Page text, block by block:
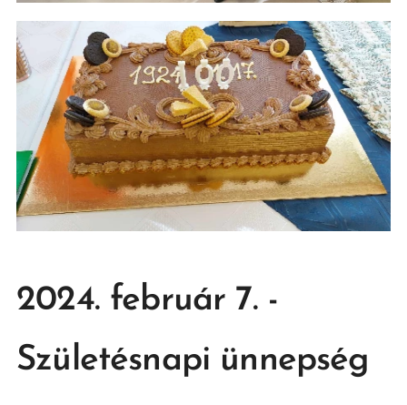
2024. február 7. -
Születésnapi ünnepség